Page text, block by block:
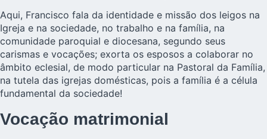
Aqui, Francisco fala da identidade e missão dos leigos na
Igreja e na sociedade, no trabalho e na família, na
comunidade paroquial e diocesana, segundo seus
carismas e vocações; exorta os esposos a colaborar no
âmbito eclesial, de modo particular na Pastoral da Família,
na tutela das igrejas domésticas, pois a família é a célula
fundamental da sociedade!
Vocação matrimonial